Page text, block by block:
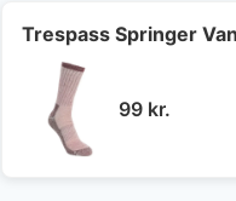
Trespass Springer
99 kr.